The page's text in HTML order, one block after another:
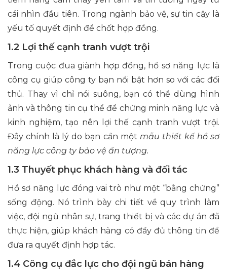
cái nhìn đầu tiên. Trong ngành bảo vệ, sự tin cậy là
yếu tố quyết định để chốt hợp đồng.
1.2 Lợi thế cạnh tranh vượt trội
Trong cuộc đua giành hợp đồng, hồ sơ năng lực là
công cụ giúp công ty bạn nổi bật hơn so với các đối
thủ. Thay vì chỉ nói suông, bạn có thể dùng hình
ảnh và thông tin cụ thể để chứng minh năng lực và
kinh nghiệm, tạo nên lợi thế cạnh tranh vượt trội.
Đây chính là lý do bạn cần một mẫu thiết kế hồ sơ
năng lực công ty bảo vệ ấn tượng.
1.3 Thuyết phục khách hàng và đối tác
Hồ sơ năng lực đóng vai trò như một “bằng chứng”
sống động. Nó trình bày chi tiết về quy trình làm
việc, đội ngũ nhân sự, trang thiết bị và các dự án đã
thực hiện, giúp khách hàng có đầy đủ thông tin để
đưa ra quyết định hợp tác.
1.4 Công cụ đắc lực cho đội ngũ bán hàng